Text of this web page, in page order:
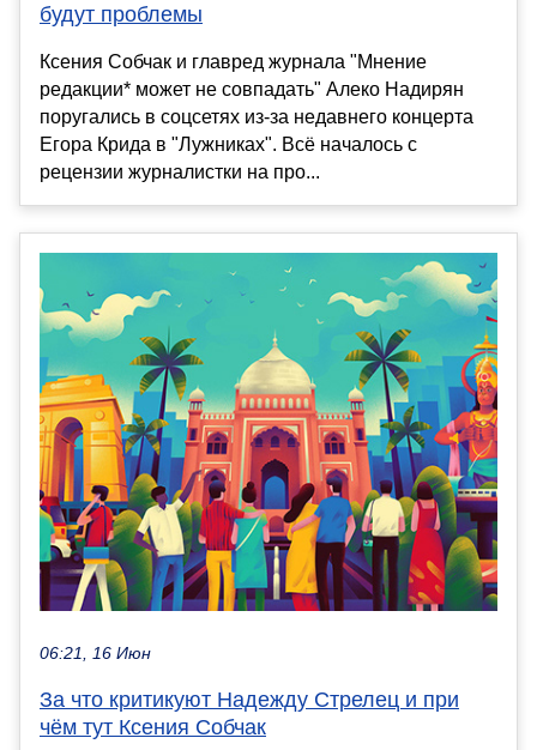
будут проблемы
Ксения Собчак и главред журнала "Мнение
редакции* может не совпадать" Алеко Надирян
поругались в соцсетях из-за недавнего концерта
Егора Крида в "Лужниках". Всё началось с
рецензии журналистки на про...
06:21, 16 Июн
За что критикуют Надежду Стрелец и при
чём тут Ксения Собчак